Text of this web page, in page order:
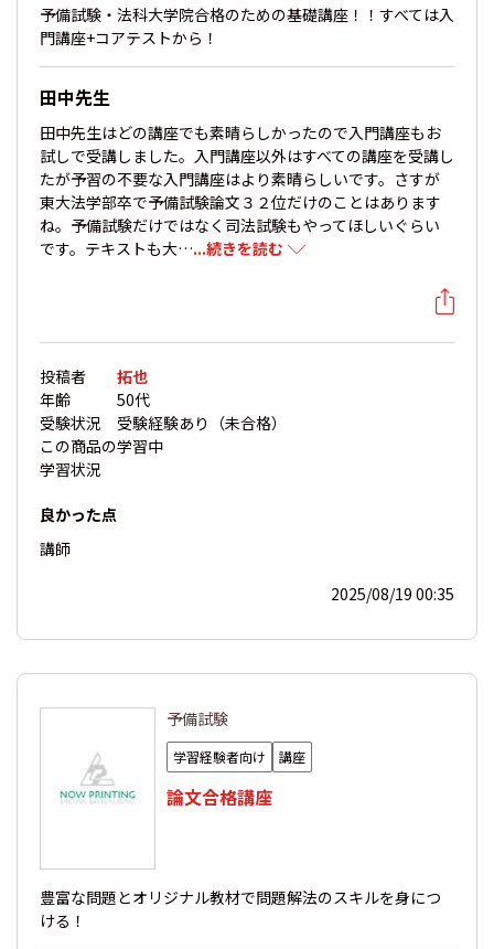
予備試験・法科大学院合格のための基礎講座！！すべては入
門講座+コアテストから！
田中先生
田中先生はどの講座でも素晴らしかったので入門講座もお
試しで受講しました。入門講座以外はすべての講座を受講し
たが予習の不要な入門講座はより素晴らしいです。さすが
東大法学部卒で予備試験論文３２位だけのことはあります
ね。予備試験だけではなく司法試験もやってほしいぐらい
です。テキストも大…...続きを読む
投稿者
拓也
年齢
50代
受験状況
受験経験あり（未合格）
この商品の
学習状況
学習中
良かった点
講師
2025/08/19 00:35
予備試験
学習経験者向け 講座
論文合格講座
豊富な問題とオリジナル教材で問題解法のスキルを身につ
ける！